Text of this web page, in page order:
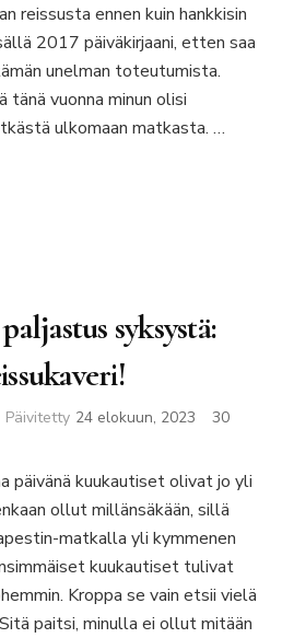
reissusta ennen kuin hankkisin
2017 päiväkirjaani, etten saa
unelman toteutumista.
vuonna minun olisi
ulkomaan matkasta. …
syksystä:
Päivitetty 24 elokuun, 2023
30
päivänä kuukautiset olivat jo yli
ollut millänsäkään, sillä
matkalla yli kymmenen
kuukautiset tulivat
Kroppa se vain etsii vielä
paitsi, minulla ei ollut mitään